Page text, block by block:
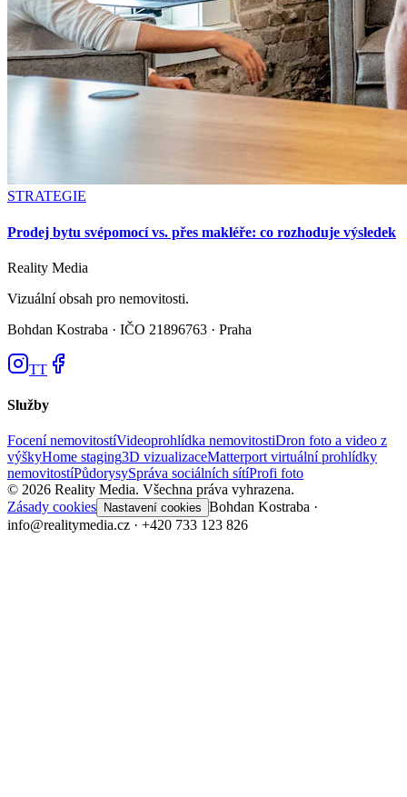
STRATEGIE
Prodej bytu svépomocí vs. přes makléře: co rozhoduje výsledek
Reality Media
Vizuální obsah pro nemovitosti.
Bohdan Kostraba · IČO 21896763 · Praha
TT
Služby
Focení nemovitostíVideoprohlídka nemovitostiDron foto a video z
výškyHome staging3D vizualizaceMatterport virtuální prohlídky
nemovitostíPůdorysySpráva sociálních sítíProfi foto
© 2026 Reality Media. Všechna práva vyhrazena.
Zásady cookies
Nastavení cookies Bohdan Kostraba ·
info@realitymedia.cz · +420 733 123 826